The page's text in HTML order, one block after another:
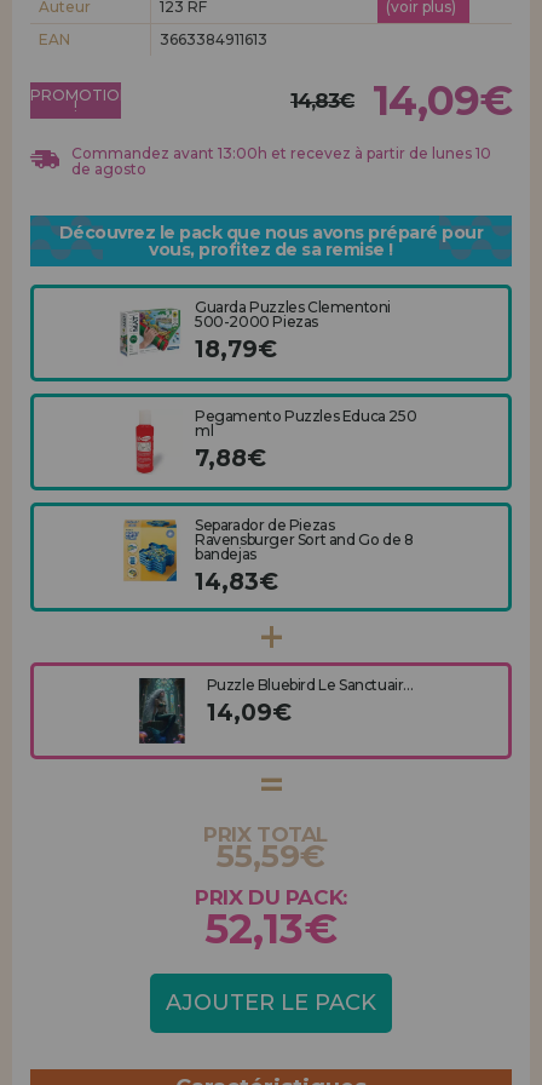
Allez-y! Nous vous attendions.
Auteur
123 RF
(voir plus)
EAN
3663384911613
PROMOTION
! 14,83€ 14,09€
Commandez avant 13:00h et recevez à partir de lunes 10
de agosto
Découvrez le pack que nous avons préparé pour
vous, profitez de sa remise !
Guarda Puzzles Clementoni
500-2000 Piezas
18,79€
Pegamento Puzzles Educa 250
ml
7,88€
Separador de Piezas
Ravensburger Sort and Go de 8
bandejas
14,83€
Puzzle Bluebird Le Sanctuair...
14,09€
PRIX TOTAL
55,59€
PRIX DU PACK:
52,13€
AJOUTER LE PACK